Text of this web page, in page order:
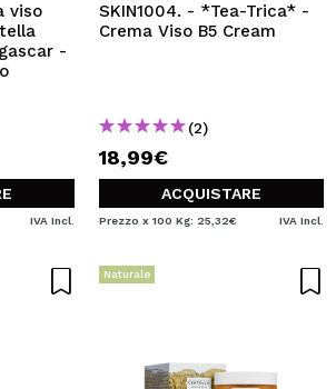
viso
-
IVA Incl.
SKIN1004. - *Tea-Trica* -
Crema Viso B5 Cream
(2)
18,99€
ACQUISTARE
Prezzo x 100 Kg: 25,32€ IVA Incl.
Naturale